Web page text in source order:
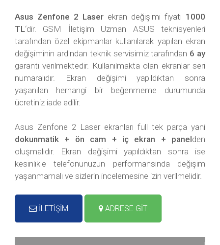
Asus Zenfone 2 Laser ekran değişimi fiyatı 1000
TL‘dir. GSM İletişim Uzman ASUS teknisyenleri
tarafından özel ekipmanlar kullanılarak yapılan ekran
değişiminin ardından teknik servisimiz tarafından 6 ay
garanti verilmektedir. Kullanılmakta olan ekranlar seri
numaralıdır. Ekran değişimi yapıldıktan sonra
yaşanılan herhangi bir beğenmeme durumunda
ücretiniz iade edilir.
Asus Zenfone 2 Laser ekranları full tek parça yani
dokunmatik + ön cam + iç ekran + panelden
oluşmalıdır. Ekran değişimi yapıldıktan sonra ise
kesinlikle telefonunuzun performansında değişim
yaşanmamalı ve sizlerin incelemesine izin verilmelidir.
İLETİŞİM ADRESE GİT